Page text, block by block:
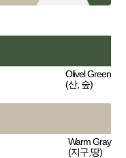
Olivel Green
(산, 숲)
Warm Gray
(지구,땅)